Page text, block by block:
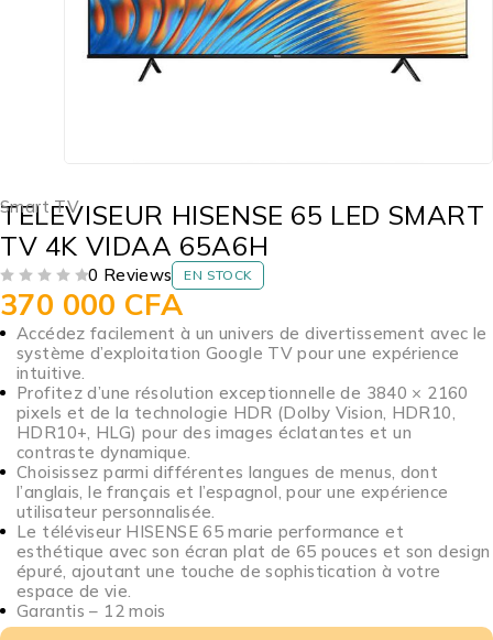
Smart TV
TELEVISEUR HISENSE 65 LED SMART
TV 4K VIDAA 65A6H
0 Reviews EN STOCK
370 000 CFA
Accédez facilement à un univers de divertissement avec le
système d’exploitation Google TV pour une expérience
intuitive.
Profitez d’une résolution exceptionnelle de 3840 × 2160
pixels et de la technologie HDR (Dolby Vision, HDR10,
HDR10+, HLG) pour des images éclatantes et un
contraste dynamique.
Choisissez parmi différentes langues de menus, dont
l’anglais, le français et l’espagnol, pour une expérience
utilisateur personnalisée.
Le téléviseur HISENSE 65 marie performance et
esthétique avec son écran plat de 65 pouces et son design
épuré, ajoutant une touche de sophistication à votre
espace de vie.
Garantis – 12 mois